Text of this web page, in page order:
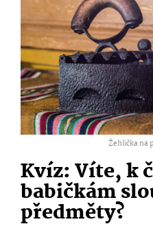
Žehlička na
Kvíz: Víte, k
babičkám
předměty?